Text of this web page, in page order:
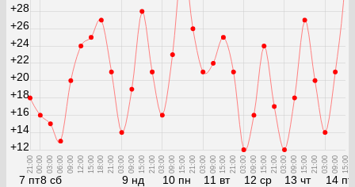
7 пт
21:00
8 сб
00:00 03:00 06:00 09:00 12:00 15:00 18:00 21:00
9 нд
03:00 09:00 15:00 21:00
10 пн
03:00 09:00 15:00 21:00
11 вт
03:00 09:00 15:00 21:00
12 ср
03:00 09:00 15:00 21:00
13 чт
03:00 09:00 15:00 21:00
14 пт
03:00 09:00 15:00
+12
+14
+16
+18
+20
+22
+24
+26
+28